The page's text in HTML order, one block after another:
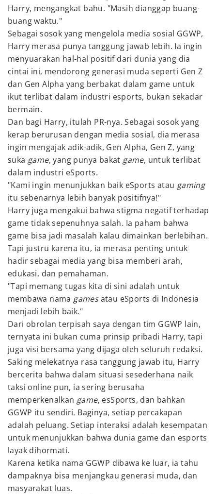
Harry, mengangkat bahu. "Masih dianggap buang-
buang waktu."
Sebagai sosok yang mengelola media sosial GGWP,
Harry merasa punya tanggung jawab lebih. Ia ingin
menyuarakan hal-hal positif dari dunia yang dia
cintai ini, mendorong generasi muda seperti Gen Z
dan Gen Alpha yang berbakat dalam game untuk
ikut terlibat dalam industri esports, bukan sekadar
bermain.
Dan bagi Harry, itulah PR-nya. Sebagai sosok yang
kerap berurusan dengan media sosial, dia merasa
ingin mengajak adik-adik, Gen Alpha, Gen Z, yang
suka game, yang punya bakat game, untuk terlibat
dalam industri eSports.
"Kami ingin menunjukkan baik eSports atau gaming
itu sebenarnya lebih banyak positifnya!"
Harry juga mengakui bahwa stigma negatif terhadap
game tidak sepenuhnya salah. Ia paham bahwa
game bisa jadi masalah kalau dimainkan berlebihan.
Tapi justru karena itu, ia merasa penting untuk
hadir sebagai media yang bisa memberi arah,
edukasi, dan pemahaman.
"Tapi memang tugas kita di sini adalah untuk
membawa nama gamesatau eSports di Indonesia
menjadi lebih baik."
Dari obrolan terpisah saya dengan tim GGWP lain,
ternyata ini bukan cuma prinsip pribadi Harry, tapi
juga visi bersama yang dijaga oleh seluruh redaksi.
Saking melekatnya rasa tanggung jawab itu, Harry
bercerita bahwa dalam situasi sesederhana naik
taksi online pun, ia sering berusaha
memperkenalkan game, esSports, dan bahkan
GGWP itu sendiri. Baginya, setiap percakapan
adalah peluang. Setiap interaksi adalah kesempatan
untuk menunjukkan bahwa dunia game dan esports
layak dihormati.
Karena ketika nama GGWP dibawa ke luar, ia tahu
dampaknya bisa menjangkau generasi muda, dan
masyarakat luas.